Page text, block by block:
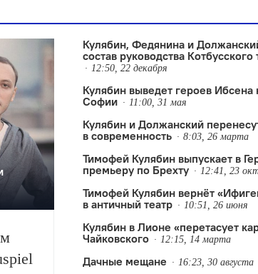
Кулябин, Федянина и
состав руководства Котбусского
12:50, 22 декабря
Кулябин выведет героев Ибсена
Софии
11:00, 31 мая
Кулябин и Должанский
в современность
8:03, 26 марта
Тимофей Кулябин выпускает в
премьеру по Брехту
12:41, 23
Тимофей Кулябин вернёт
в античный театр
10:51, 26 июня
Кулябин в Лионе «перетасует
Чайковского
12:15, 14 марта
Дачные мещане 16:23, 30 августа